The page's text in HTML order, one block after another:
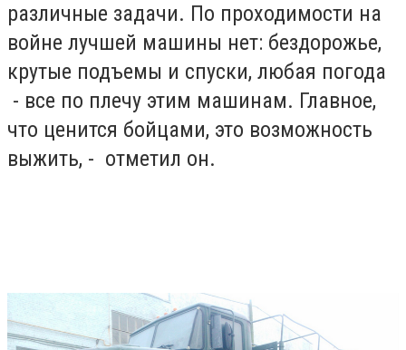
различные задачи. По проходимости на
войне лучшей машины нет: бездорожье,
крутые подъемы и спуски, любая погода
- все по плечу этим машинам. Главное,
что ценится бойцами, это возможность
выжить, - отметил он.